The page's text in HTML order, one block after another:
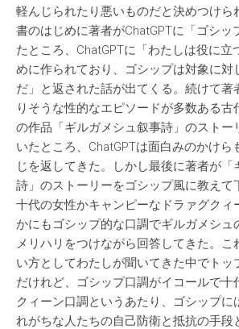
軽んじられたり悪いものだと決めつけら
書のはじめに著者がChatGPTに「ゴシッ
たところ、ChatGPTに「わたしは役に立
めに作られており、ゴシップは対象に対
だ」と返された話が出てくる。続けて著
りそうな性的なエピソードが多数ある古
の作品「ギルガメシュ叙事詩」のストー
いたところ、ChatGPTは面白みのかけら
じを返してきた。しかし最後に著者が「
詩」のストーリーをゴシップ風に教えて
十代の女性かキャンピーなドラァグクィ
かにもゴシップ的な口調でギルガメシュ
メリハリをつけながら回答してきた。こ
い方としてわたしが聞いてきた中でトッ
だけれど、ゴシップ口調がイコールで十
クィーン口調というあたり、ゴシップに
れがちな人たちの自己防衛と抵抗の手段